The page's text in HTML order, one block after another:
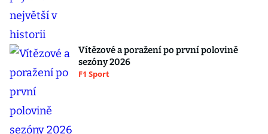
Vítězové a poražení po první polovině
sezóny 2026
F1 Sport